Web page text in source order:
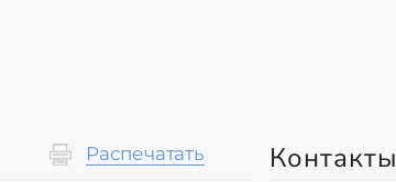
Распечатать Контакты